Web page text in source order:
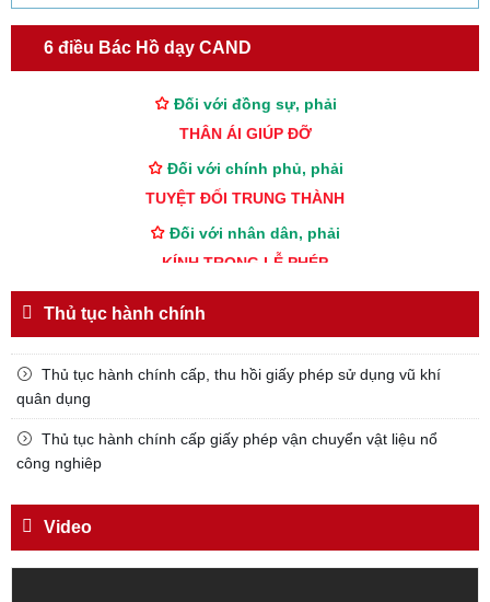
6 điều Bác Hồ dạy CAND
Đối với tự mình, phải
CẦN, KIỆM, LIÊM, CHÍNH
Đối với đồng sự, phải
THÂN ÁI GIÚP ĐỠ
Đối với chính phủ, phải
TUYỆT ĐỐI TRUNG THÀNH
Đối với nhân dân, phải
KÍNH TRỌNG LỄ PHÉP
Đối với công việc, phải
Đối với địch, phải
CƯƠNG QUYẾT, KHÔN KHÉO
Trích thư Chủ tịch Hồ Chí Minh
gửi Công an Khu XII,
Thủ tục hành chính
Thủ tục hành chính cấp, thu hồi giấy phép sử dụng vũ khí
quân dụng
Thủ tục hành chính cấp giấy phép vận chuyển vật liệu nổ
công nghiêp
Video